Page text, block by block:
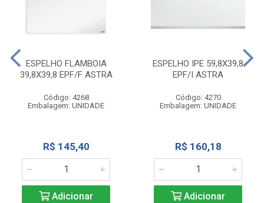
ESPELHO FLAMBOIA
39,8X39,8 EPF/F ASTRA
Código: 4268
Embalagem: UNIDADE
R$ 145,40
Adicionar
ESPELHO IPE 59,8X39,8
EPF/I ASTRA
Código: 4270
Embalagem: UNIDADE
R$ 160,18
Adicionar